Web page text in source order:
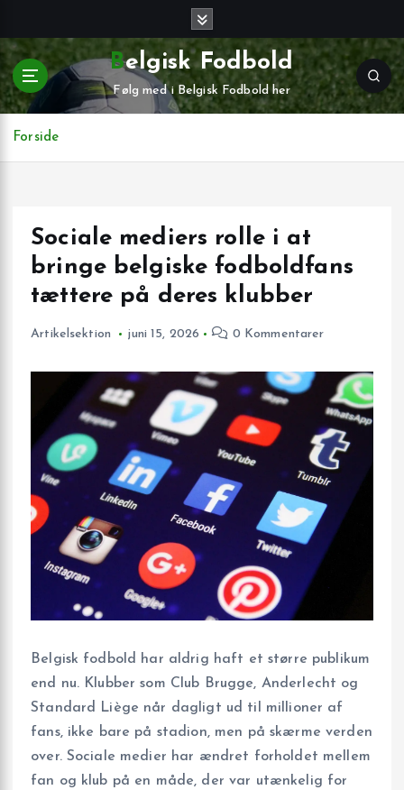
t
i
i
Belgisk Fodbold
Følg med i Belgisk Fodbold her
Forside
Sociale mediers rolle i at
bringe belgiske fodboldfans
tættere på deres klubber
Artikelsektion juni 15, 2026 0 Kommentarer
Belgisk fodbold har aldrig haft et større publikum
end nu. Klubber som Club Brugge, Anderlecht og
Standard Liège når dagligt ud til millioner af
fans, ikke bare på stadion, men på skærme verden
over. Sociale medier har ændret forholdet mellem
fan og klub på en måde, der var utænkelig for